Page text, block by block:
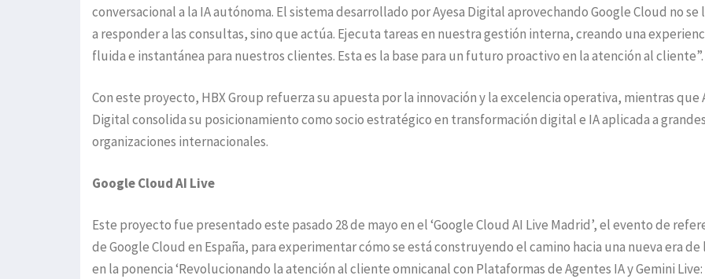
conversacional a la IA autónoma. El sistema desarrollado por Ayesa Digital aprovechando Google Cloud no se
a responder a las consultas, sino que actúa. Ejecuta tareas en nuestra gestión interna, creando una
fluida e instantánea para nuestros clientes. Esta es la base para un futuro proactivo en la atención al cliente”.
Con este proyecto, HBX Group refuerza su apuesta por la innovación y la excelencia operativa, mientras que
Digital consolida su posicionamiento como socio estratégico en transformación digital e IA aplicada a grandes
organizaciones internacionales.
Google Cloud AI Live
Este proyecto fue presentado este pasado 28 de mayo en el ‘Google Cloud AI Live Madrid’, el evento de
de Google Cloud en España, para experimentar cómo se está construyendo el camino hacia una nueva era de
en la ponencia ‘Revolucionando la atención al cliente omnicanal con Plataformas de Agentes IA y Gemini Live: